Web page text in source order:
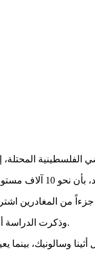
وذكرت الدراسة أن عدد آخر مماثل لعدد المستوطنين الذين فروا إلى اليونان، فروا أيضاً إلى قبرص.
وسالونيك،